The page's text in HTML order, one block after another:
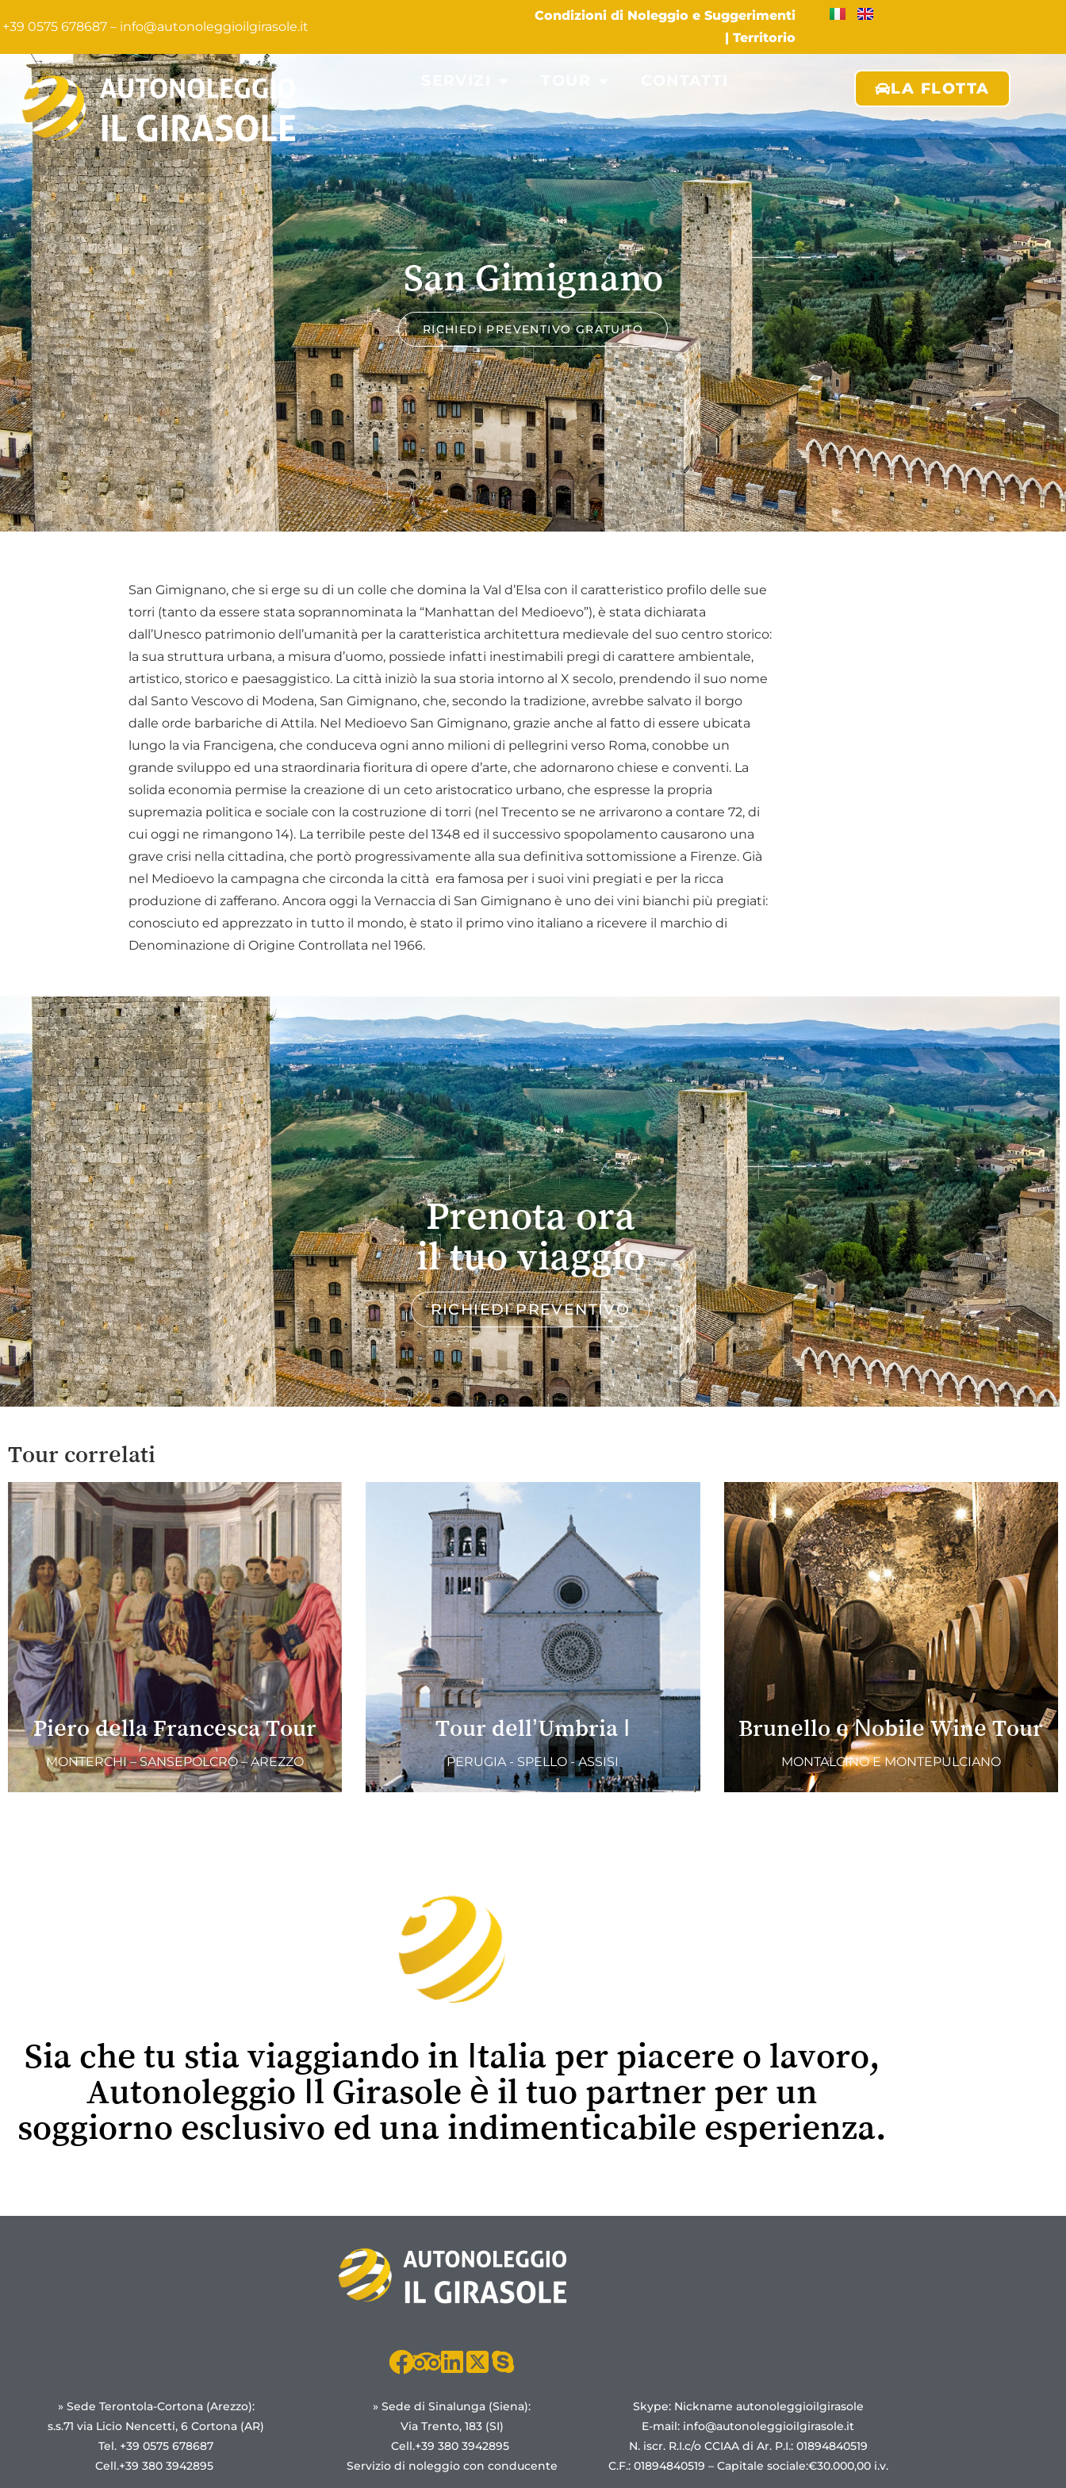
+39 0575 678687 – info@autonoleggioilgirasole.it
Condizioni di Noleggio e Suggerimenti
| Territorio
LA FLOTTA
San Gimignano
RICHIEDI PREVENTIVO GRATUITO
San Gimignano, che si erge su di un colle che domina la Val d’Elsa con il caratteristico profilo delle sue
torri (tanto da essere stata soprannominata la “Manhattan del Medioevo”), è stata dichiarata
dall’Unesco patrimonio dell’umanità per la caratteristica architettura medievale del suo centro storico:
la sua struttura urbana, a misura d’uomo, possiede infatti inestimabili pregi di carattere ambientale,
artistico, storico e paesaggistico. La città iniziò la sua storia intorno al X secolo, prendendo il suo nome
dal Santo Vescovo di Modena, San Gimignano, che, secondo la tradizione, avrebbe salvato il borgo
dalle orde barbariche di Attila. Nel Medioevo San Gimignano, grazie anche al fatto di essere ubicata
lungo la via Francigena, che conduceva ogni anno milioni di pellegrini verso Roma, conobbe un
grande sviluppo ed una straordinaria fioritura di opere d’arte, che adornarono chiese e conventi. La
solida economia permise la creazione di un ceto aristocratico urbano, che espresse la propria
supremazia politica e sociale con la costruzione di torri (nel Trecento se ne arrivarono a contare 72, di
cui oggi ne rimangono 14). La terribile peste del 1348 ed il successivo spopolamento causarono una
grave crisi nella cittadina, che portò progressivamente alla sua definitiva sottomissione a Firenze. Già
nel Medioevo la campagna che circonda la città era famosa per i suoi vini pregiati e per la ricca
produzione di zafferano. Ancora oggi la Vernaccia di San Gimignano è uno dei vini bianchi più pregiati:
conosciuto ed apprezzato in tutto il mondo, è stato il primo vino italiano a ricevere il marchio di
Denominazione di Origine Controllata nel 1966.
Prenota ora
il tuo viaggio
RICHIEDI PREVENTIVO
Tour correlati
Piero della Francesca Tour
MONTERCHI – SANSEPOLCRO – AREZZO
Tour dell’Umbria I
PERUGIA - SPELLO - ASSISI
Brunello e Nobile Wine Tour
MONTALCINO E MONTEPULCIANO
Sia che tu stia viaggiando in Italia per piacere o lavoro,
Autonoleggio Il Girasole è il tuo partner per un
soggiorno esclusivo ed una indimenticabile esperienza.
» Sede Terontola-Cortona (Arezzo):
s.s.71 via Licio Nencetti, 6 Cortona (AR)
Tel. +39 0575 678687
Cell.+39 380 3942895
» Sede di Sinalunga (Siena):
Via Trento, 183 (SI)
Cell.+39 380 3942895
Servizio di noleggio con conducente
Skype: Nickname autonoleggioilgirasole
E-mail: info@autonoleggioilgirasole.it
N. iscr. R.I.c/o CCIAA di Ar. P.I.: 01894840519
C.F.: 01894840519 – Capitale sociale:€30.000,00 i.v.